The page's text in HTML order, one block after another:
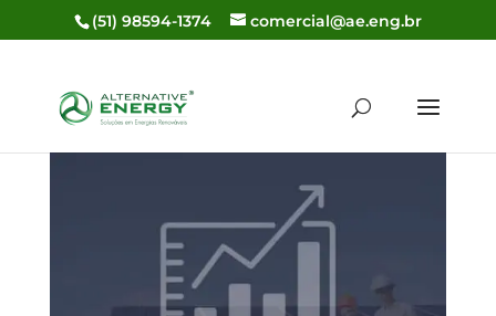
(51) 98594-1374 comercial@ae.eng.br